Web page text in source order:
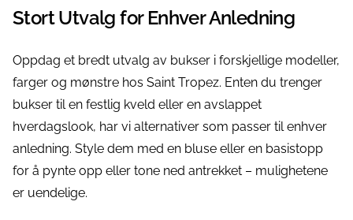
Stort Utvalg for Enhver Anledning
Oppdag et bredt utvalg av bukser i forskjellige modeller,
farger og mønstre hos Saint Tropez. Enten du trenger
bukser til en festlig kveld eller en avslappet
hverdagslook, har vi alternativer som passer til enhver
anledning. Style dem med en bluse eller en basistopp
for å pynte opp eller tone ned antrekket – mulighetene
er uendelige.